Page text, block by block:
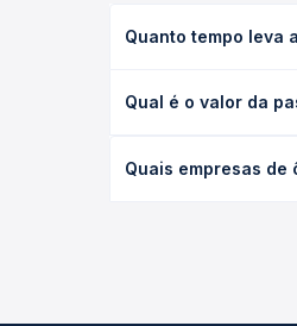
Quanto tempo leva
tipo de serviço
Qual é o valor da
viagem, a empresa,
Quais empresas de